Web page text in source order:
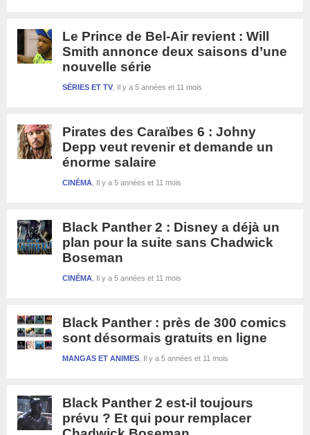
Le Prince de Bel-Air revient : Will
Smith annonce deux saisons d’une
nouvelle série
Il y a 5 années et 11 mois
SÉRIES ET TV
Pirates des Caraïbes 6 : Johny
Depp veut revenir et demande un
énorme salaire
Il y a 5 années et 11 mois
CINÉMA
Black Panther 2 : Disney a déjà un
plan pour la suite sans Chadwick
Boseman
Il y a 5 années et 11 mois
CINÉMA
Black Panther : près de 300 comics
sont désormais gratuits en ligne
Il y a 5 années et 11 mois
MANGAS ET ANIMES
Black Panther 2 est-il toujours
prévu ? Et qui pour remplacer